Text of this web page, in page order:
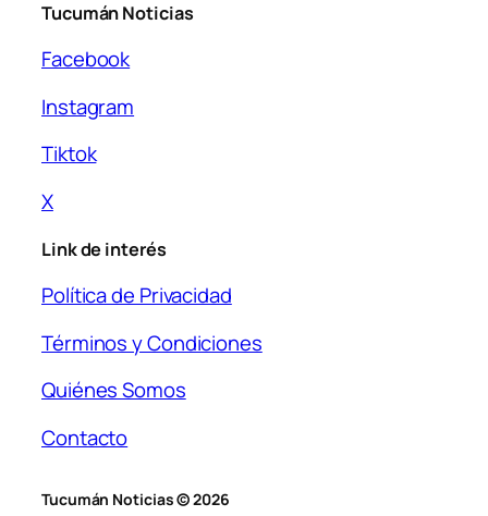
Tucumán Noticias
Facebook
Instagram
Tiktok
X
Link de interés
Política de Privacidad
Términos y Condiciones
Quiénes Somos
Contacto
Tucumán Noticias © 2026